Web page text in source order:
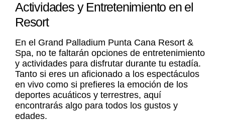
Actividades y Entretenimiento en el
Resort
En el Grand Palladium Punta Cana Resort &
Spa, no te faltarán opciones de entretenimiento
y actividades para disfrutar durante tu estadía.
Tanto si eres un aficionado a los espectáculos
en vivo como si prefieres la emoción de los
deportes acuáticos y terrestres, aquí
encontrarás algo para todos los gustos y
edades.